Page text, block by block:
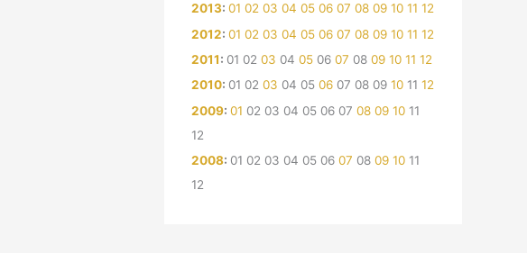
2013: 01 02 03 04 05 06 07 08 09 10 11 12
2012: 01 02 03 04 05 06 07 08 09 10 11 12
2011: 01 02 03 04 05 06 07 08 09 10 11 12
2010: 01 02 03 04 05 06 07 08 09 10 11 12
2009: 01 02 03 04 05 06 07 08 09 10 11
12
2008: 01 02 03 04 05 06 07 08 09 10 11
12